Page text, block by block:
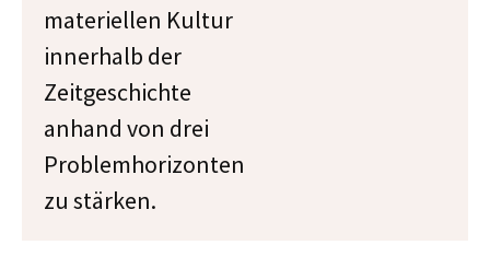
materiellen Kultur
innerhalb der
Zeitgeschichte
anhand von drei
Problemhorizonten
zu stärken.